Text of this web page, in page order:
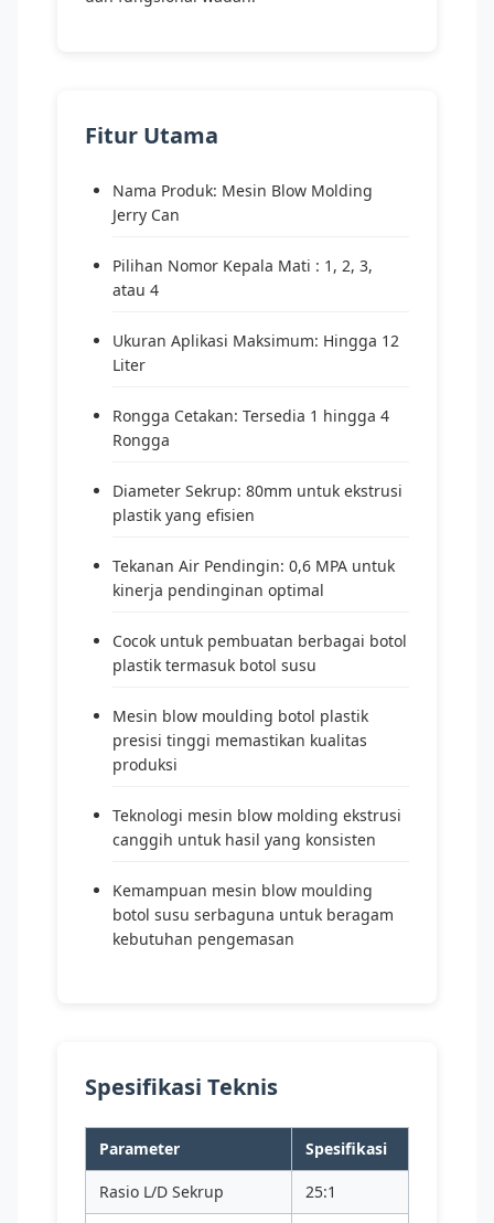
Fitur Utama
Nama Produk: Mesin Blow Molding
Jerry Can
Pilihan Nomor Kepala Mati : 1, 2, 3,
atau 4
Ukuran Aplikasi Maksimum: Hingga 12
Liter
Rongga Cetakan: Tersedia 1 hingga 4
Rongga
Diameter Sekrup: 80mm untuk ekstrusi
plastik yang efisien
Tekanan Air Pendingin: 0,6 MPA untuk
kinerja pendinginan optimal
Cocok untuk pembuatan berbagai botol
plastik termasuk botol susu
Mesin blow moulding botol plastik
presisi tinggi memastikan kualitas
produksi
Teknologi mesin blow molding ekstrusi
canggih untuk hasil yang konsisten
Kemampuan mesin blow moulding
botol susu serbaguna untuk beragam
kebutuhan pengemasan
Spesifikasi Teknis
Parameter Spesifikasi
Rasio L/D Sekrup 25:1